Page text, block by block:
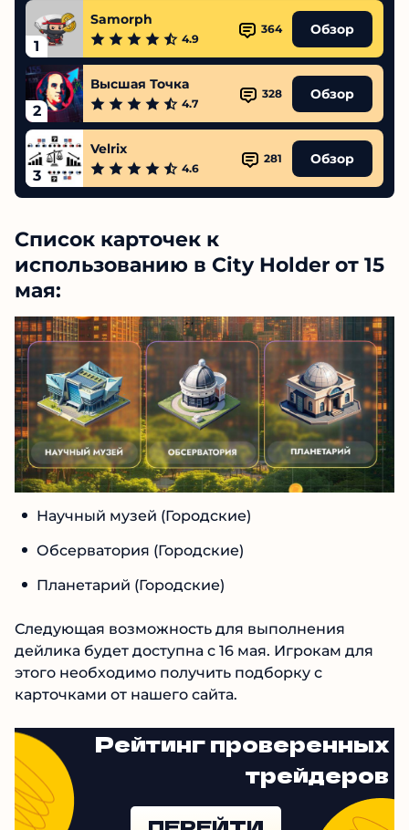
1
Samorph
4.9
364 Обзор
2
Высшая Точка
4.7
328 Обзор
3
Velrix
4.6
281 Обзор
Список карточек к
использованию в City Holder от 15
мая:
Научный музей (Городские)
Обсерватория (Городские)
Планетарий (Городские)
Следующая возможность для выполнения
дейлика будет доступна с 16 мая. Игрокам для
этого необходимо получить подборку с
карточками от нашего сайта.
Рейтинг проверенных
трейдеров